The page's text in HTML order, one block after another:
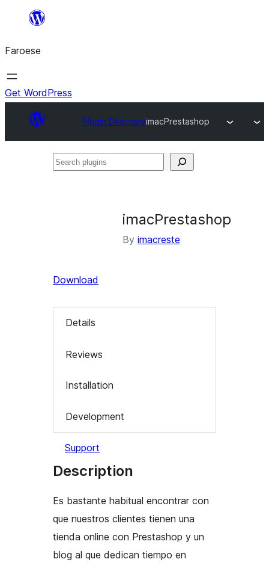
innihald
Faroese
Get WordPress
Plugin DirectoryimacPrestashop
Search
imacPrestashop
By imacreste
Download
Details
Reviews
Installation
Development
Support
Description
Es bastante habitual encontrar con
que nuestros clientes tienen una
tienda online con Prestashop y un
blog al que dedican tiempo en